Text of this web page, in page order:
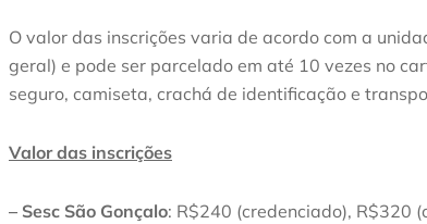
O valor das inscrições varia de acordo com a
geral) e pode ser parcelado em até 10 vezes no
seguro, camiseta, crachá de identificação e
Valor das inscrições
– Sesc São Gonçalo: R$240 (credenciado), R$320